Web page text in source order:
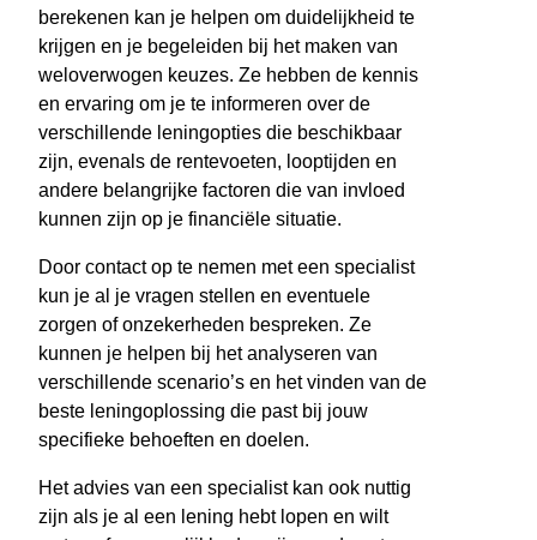
berekenen kan je helpen om duidelijkheid te
krijgen en je begeleiden bij het maken van
weloverwogen keuzes. Ze hebben de kennis
en ervaring om je te informeren over de
verschillende leningopties die beschikbaar
zijn, evenals de rentevoeten, looptijden en
andere belangrijke factoren die van invloed
kunnen zijn op je financiële situatie.
Door contact op te nemen met een specialist
kun je al je vragen stellen en eventuele
zorgen of onzekerheden bespreken. Ze
kunnen je helpen bij het analyseren van
verschillende scenario’s en het vinden van de
beste leningoplossing die past bij jouw
specifieke behoeften en doelen.
Het advies van een specialist kan ook nuttig
zijn als je al een lening hebt lopen en wilt